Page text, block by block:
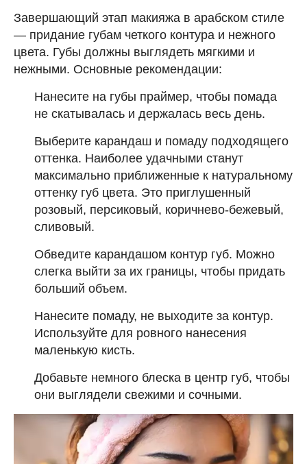
Завершающий этап макияжа в арабском стиле
— придание губам четкого контура и нежного
цвета. Губы должны выглядеть мягкими и
нежными. Основные рекомендации:
Нанесите на губы праймер, чтобы помада
не скатывалась и держалась весь день.
Выберите карандаш и помаду подходящего
оттенка. Наиболее удачными станут
максимально приближенные к натуральному
оттенку губ цвета. Это приглушенный
розовый, персиковый, коричнево-бежевый,
сливовый.
Обведите карандашом контур губ. Можно
слегка выйти за их границы, чтобы придать
больший объем.
Нанесите помаду, не выходите за контур.
Используйте для ровного нанесения
маленькую кисть.
Добавьте немного блеска в центр губ, чтобы
они выглядели свежими и сочными.